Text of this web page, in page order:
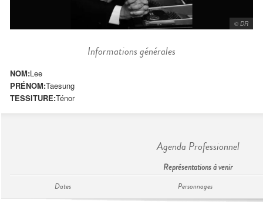
© DR
Informations générales
NOM:Lee
PRÉNOM:Taesung
TESSITURE:Ténor
Agenda Professionnel
Représentations à venir
Dates Personnages